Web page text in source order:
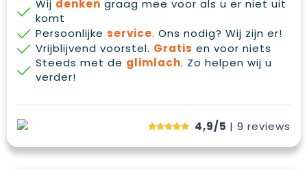
Wij denken graag mee voor als u er niet uit
komt
Persoonlijke service. Ons nodig? Wij zijn er!
Vrijblijvend voorstel. Gratis en voor niets
Steeds met de glimlach. Zo helpen wij u
verder!
4,9/5 | 9 reviews